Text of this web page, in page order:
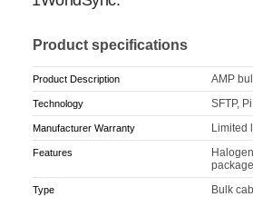
Product specifications
Product Description AMP
Technology SFTP,
Manufacturer Warranty Limited
Features
package
Type Bulk